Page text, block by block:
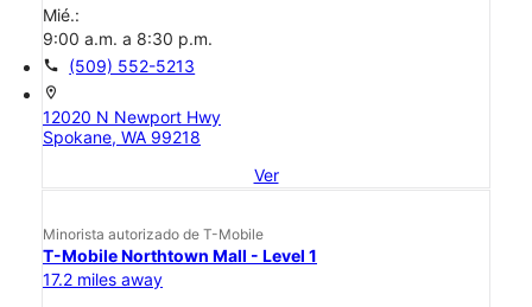
Mié.:
9:00 a.m. a 8:30 p.m.
call (509) 552-5213
location_on
12020 N Newport Hwy
Spokane, WA 99218
Ver
Minorista autorizado de T-Mobile
T-Mobile Northtown Mall - Level 1
17.2 miles away